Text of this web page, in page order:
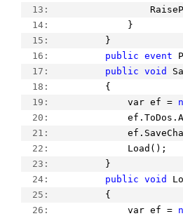
  13:
  14:
            }
  15:
        }
  16:
public event
  17:
public void
  18:
        {
  19:
            var ef =
  20:
  21:
  22:
            Load();
  23:
        }
  24:
public void
  25:
        {
  26:
            var ef =